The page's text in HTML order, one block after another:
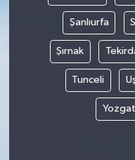
Şanlıurfa
Şırnak
Tunceli
Yozgat